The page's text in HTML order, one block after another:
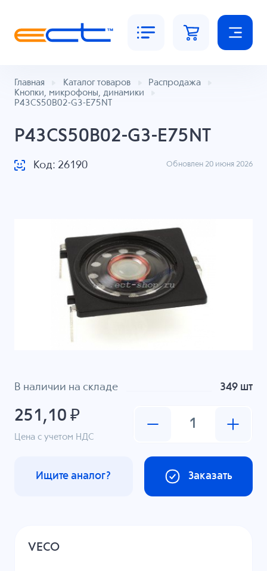
Главная Каталог товаров
Распродажа
Кнопки, микрофоны, динамики
P43CS50B02-G3-E75NT
P43CS50B02-G3-E75NT
Код: 26190 Обновлен 20 июня 2026
В наличии на складе 349 шт
251,10 ₽
Цена с учетом НДС
Заказать
Ищите аналог?
VECO